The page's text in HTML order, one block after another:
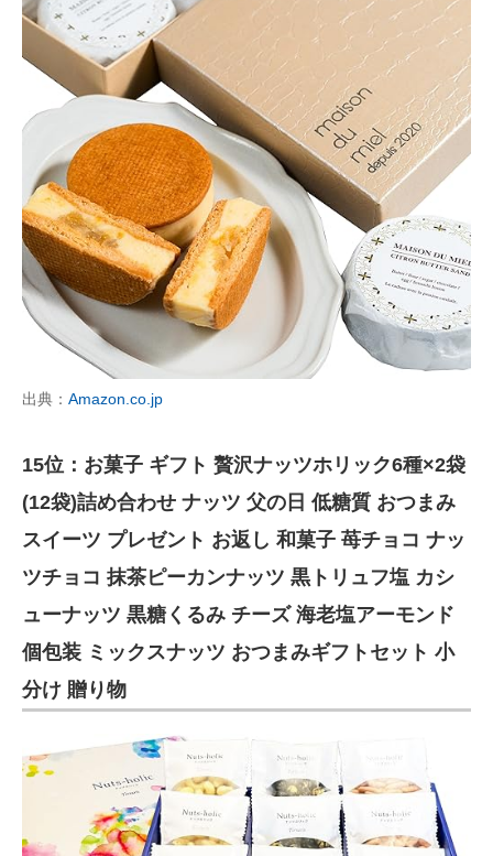
出典： Amazon.co.jp
15位：お菓子 ギフト 贅沢ナッツホリック6種×2袋
(12袋)詰め合わせ ナッツ 父の日 低糖質 おつまみ
スイーツ プレゼント お返し 和菓子 苺チョコ ナッ
ツチョコ 抹茶ピーカンナッツ 黒トリュフ塩 カシ
ューナッツ 黒糖くるみ チーズ 海老塩アーモンド
個包装 ミックスナッツ おつまみギフトセット 小
分け 贈り物